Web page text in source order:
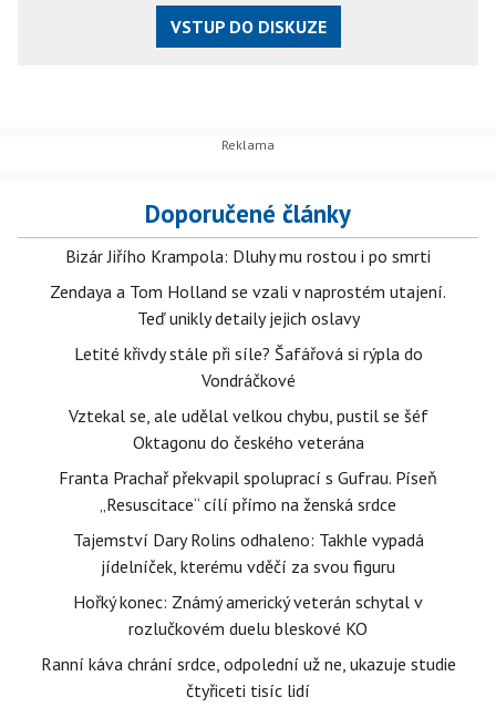
VSTUP DO DISKUZE
Doporučené články
Bizár Jiřího Krampola: Dluhy mu rostou i po smrti
Zendaya a Tom Holland se vzali v naprostém utajení.
Teď unikly detaily jejich oslavy
Letité křivdy stále při síle? Šafářová si rýpla do
Vondráčkové
Vztekal se, ale udělal velkou chybu, pustil se šéf
Oktagonu do českého veterána
Franta Prachař překvapil spoluprací s Gufrau. Píseň
„Resuscitace“ cílí přímo na ženská srdce
Tajemství Dary Rolins odhaleno: Takhle vypadá
jídelníček, kterému vděčí za svou figuru
Hořký konec: Známý americký veterán schytal v
rozlučkovém duelu bleskové KO
Ranní káva chrání srdce, odpolední už ne, ukazuje studie
čtyřiceti tisíc lidí